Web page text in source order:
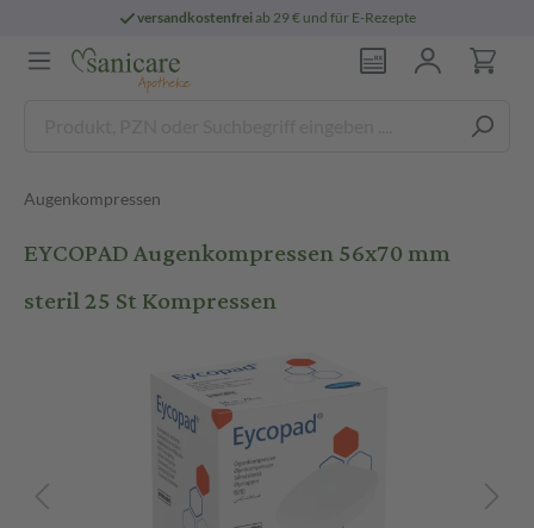
versandkostenfreiab 29 € und für E-Rezepte
Augenkompressen
EYCOPAD Augenkompressen 56x70 mm
steril 25 St Kompressen